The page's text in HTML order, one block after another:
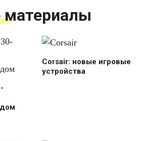
Corsair: новые игровые
устройства